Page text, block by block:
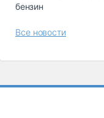
бензин
Все новости